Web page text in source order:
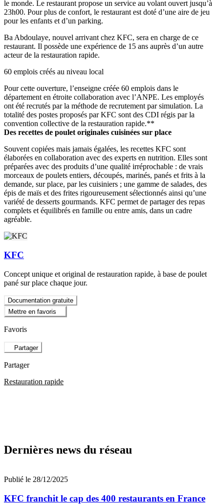
le monde. Le restaurant propose un service au volant ouvert jusqu’à
23h00. Pour plus de confort, le restaurant est doté d’une aire de jeu
pour les enfants et d’un parking.
Ba Abdoulaye, nouvel arrivant chez KFC, sera en charge de ce
restaurant. Il possède une expérience de 15 ans auprès d’un autre
acteur de la restauration rapide.
60 emplois créés au niveau local
Pour cette ouverture, l’enseigne créée 60 emplois dans le
département en étroite collaboration avec l’ANPE. Les employés
ont été recrutés par la méthode de recrutement par simulation. La
totalité des postes proposés par KFC sont des CDI régis par la
convention collective de la restauration rapide.**
Des recettes de poulet originales cuisinées sur place
Souvent copiées mais jamais égalées, les recettes KFC sont
élaborées en collaboration avec des experts en nutrition. Elles sont
préparées avec des produits d’une qualité irréprochable : de vrais
morceaux de poulets entiers, découpés, marinés, panés et frits à la
demande, sur place, par les cuisiniers ; une gamme de salades, des
épis de maïs et des frites rigoureusement sélectionnés ainsi qu’une
variété de desserts gourmands. KFC permet de partager des repas
complets et équilibrés en famille ou entre amis, dans un cadre
agréable.
KFC
Concept unique et original de restauration rapide, à base de poulet
pané sur place chaque jour.
Documentation gratuite
Mettre en favoris
Favoris
Partager
Partager
Restauration rapide
Dernières news du réseau
Publié le 28/12/2025
KFC franchit le cap des 400 restaurants en France